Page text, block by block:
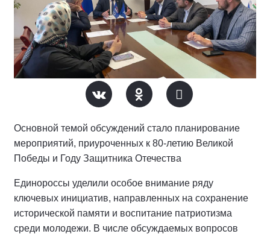
Основной темой обсуждений стало планирование
мероприятий, приуроченных к 80-летию Великой
Победы и Году Защитника Отечества
Единороссы уделили особое внимание ряду
ключевых инициатив, направленных на сохранение
исторической памяти и воспитание патриотизма
среди молодежи. В числе обсуждаемых вопросов